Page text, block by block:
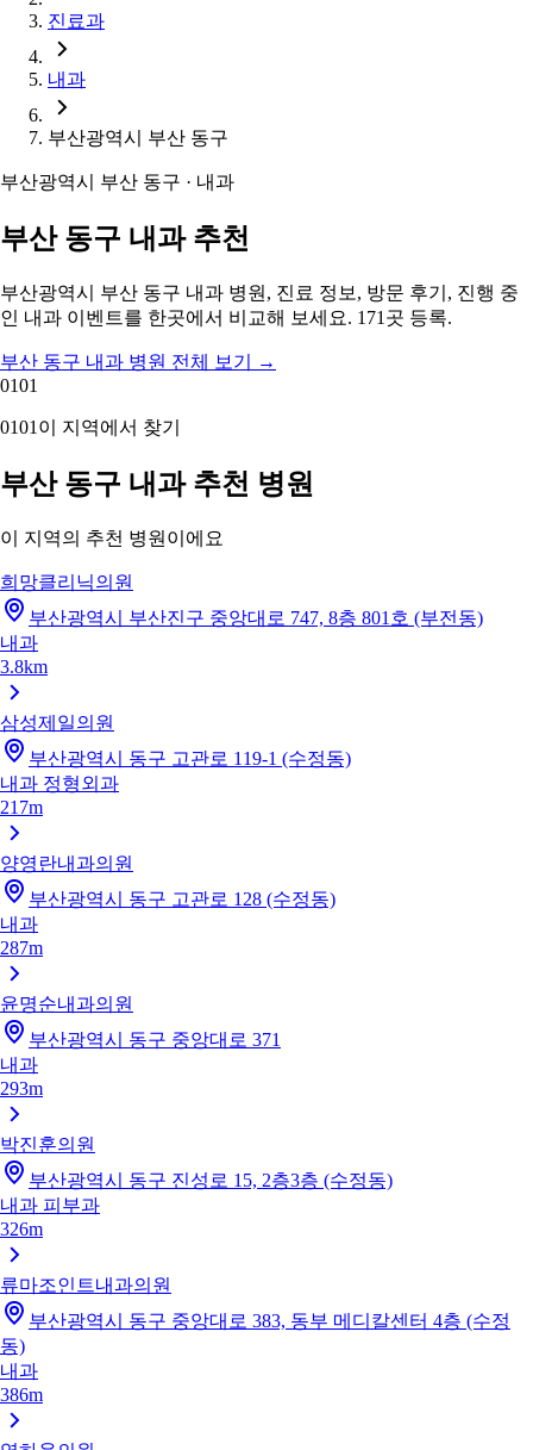
진료과
내과
부산광역시 부산 동구
부산광역시 부산 동구 · 내과
부산 동구 내과 추천
부산광역시 부산 동구 내과 병원, 진료 정보, 방문 후기, 진행 중
인 내과 이벤트를 한곳에서 비교해 보세요. 171곳 등록.
부산 동구 내과 병원 전체 보기
→
0101
0101 이 지역에서 찾기
부산 동구 내과 추천 병원
이 지역의 추천 병원이에요
희망클리닉의원
부산광역시 부산진구 중앙대로 747, 8층 801호 (부전동)
내과
3.8km
삼성제일의원
부산광역시 동구 고관로 119-1 (수정동)
내과 정형외과
217m
양영란내과의원
부산광역시 동구 고관로 128 (수정동)
내과
287m
윤명순내과의원
부산광역시 동구 중앙대로 371
내과
293m
박진훈의원
부산광역시 동구 진성로 15, 2층3층 (수정동)
내과 피부과
326m
류마조인트내과의원
부산광역시 동구 중앙대로 383, 동부 메디칼센터 4층 (수정
동)
내과
386m